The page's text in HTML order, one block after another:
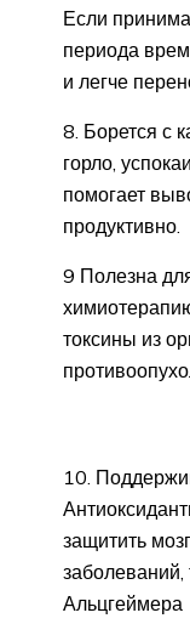
Если
периода
и легче
8. Борется с
горло,
помогает
продуктивно.
9 Полезна
токсины из
10.
защитить
заболеваний,
Альцгеймера